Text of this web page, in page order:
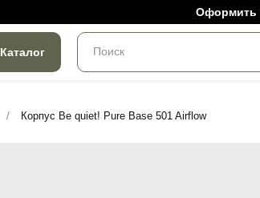
Поиск
Каталог
Оформить
/ Корпус Be quiet! Pure Base 501 Airflow